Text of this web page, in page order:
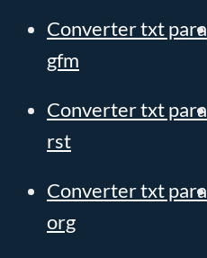
Converter txt para
gfm
Converter txt para
rst
Converter txt para
org